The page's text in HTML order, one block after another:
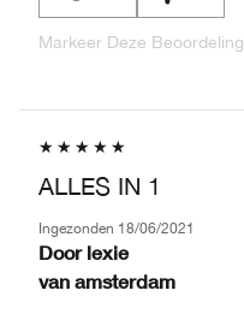
Markeer Deze Beoordeling
ALLES IN 1
Ingezonden 18/06/2021
Door lexie
van amsterdam